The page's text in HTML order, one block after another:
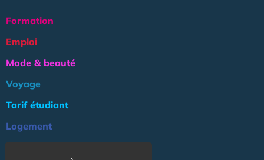
Formation
Emploi
Mode & beauté
Voyage
Tarif étudiant
Logement